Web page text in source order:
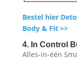
Bestel hier
Body & Fit >>
4. In Control
Alles-in-één